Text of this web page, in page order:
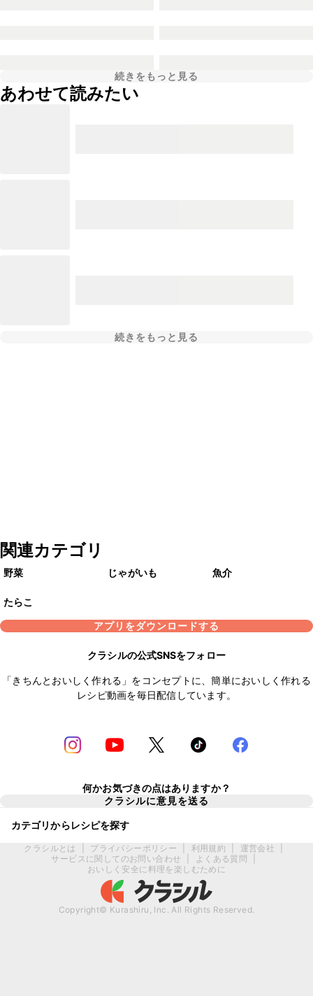
続きをもっと見る
あわせて読みたい
続きをもっと見る
関連カテゴリ
野菜 じゃがいも 魚介
たらこ
アプリをダウンロードする
クラシルの公式SNSをフォロー
「きちんとおいしく作れる」をコンセプトに、簡単においしく作れる
レシピ動画を毎日配信しています。
何かお気づきの点はありますか？
クラシルに意見を送る
カテゴリからレシピを探す
クラシルとは プライバシーポリシー 利用規約 運営会社
サービスに関してのお問い合わせ
よくある質問
おいしく安全に料理を楽しむために
Copyright© Kurashiru, Inc. All Rights Reserved.